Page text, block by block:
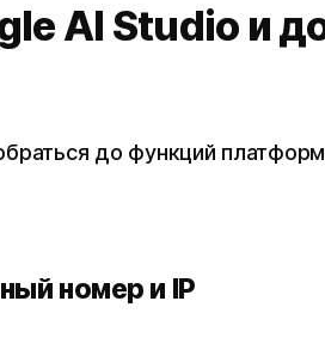
AI Studio и
до функций
номер и IP